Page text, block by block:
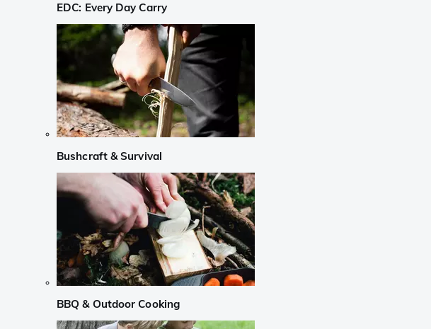
EDC: Every Day Carry
Bushcraft & Survival
BBQ & Outdoor Cooking